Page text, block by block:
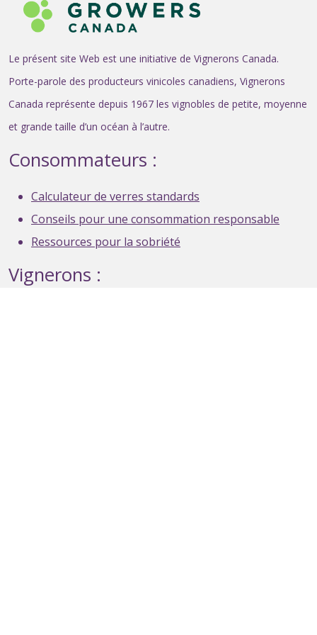
Le présent site Web est une initiative de Vignerons Canada.
Porte-parole des producteurs vinicoles canadiens, Vignerons
Canada représente depuis 1967 les vignobles de petite, moyenne
et grande taille d’un océan à l’autre.
Consommateurs :
Calculateur de verres standards
Conseils pour une consommation responsable
Ressources pour la sobriété
Vignerons :